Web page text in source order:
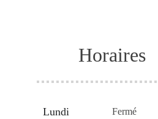
Horaires
Lundi Fermé